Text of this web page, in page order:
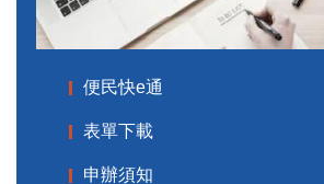
便民快e通
表單下載
申辦須知